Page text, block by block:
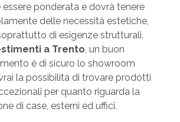
essere ponderata e dovrà tenere
delle necessità estetiche,
di esigenze strutturali.
a Trento, un buon
è di sicuro lo showroom
la possibilità di trovare prodotti
per quanto riguarda la
di case, esterni ed uffici.